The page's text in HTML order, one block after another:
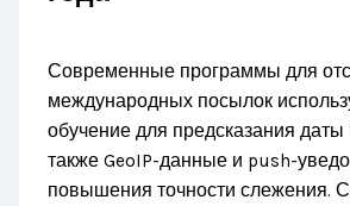
Современные программы для
международных посылок
обучение для предсказания
также GeoIP-данные и push-
повышения точности слежения.